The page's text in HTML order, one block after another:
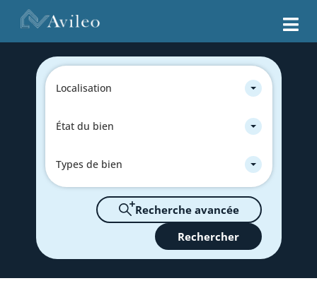
Localisation
État du bien
Types de bien
Recherche avancée
Rechercher